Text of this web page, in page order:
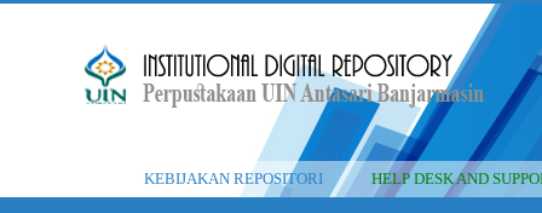
KEBIJAKAN REPOSITORI HELP DESK AND